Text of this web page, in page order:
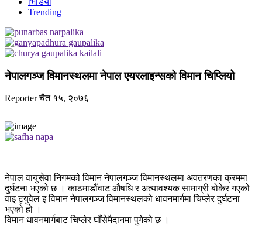
Trending
नेपालगञ्ज विमानस्थलमा नेपाल एयरलाइन्सको विमान चिप्लियो
Reporterचैत १५, २०७६
नेपाल वायुसेवा निगमको विमान नेपालगञ्ज विमानस्थलमा अवतरणका क्रममा
दुर्घटना भएको छ । काठमाडौंवाट औषधि र अत्यावश्यक सामाग्री बोकेर गएको
वाइ ट्युवेल इ विमान नेपालगञ्ज विमानस्थलको धावनमार्गमा चिप्लेर दुर्घटना
भएको हो ।
विमान धावनमार्गबाट चिप्लेर घाँसेमैदानमा पुगेको छ ।